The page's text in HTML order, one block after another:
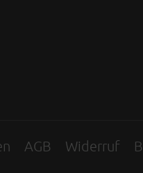
AGB Widerruf